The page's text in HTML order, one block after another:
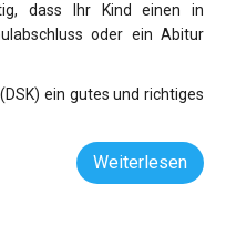
dass Ihr Kind einen in
oder ein Abitur
ein gutes und richtiges
Weiterlesen